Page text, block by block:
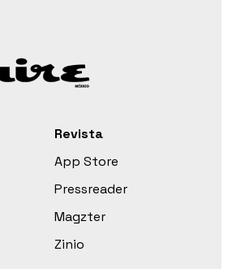
Revista
App Store
Pressreader
Magzter
Zinio